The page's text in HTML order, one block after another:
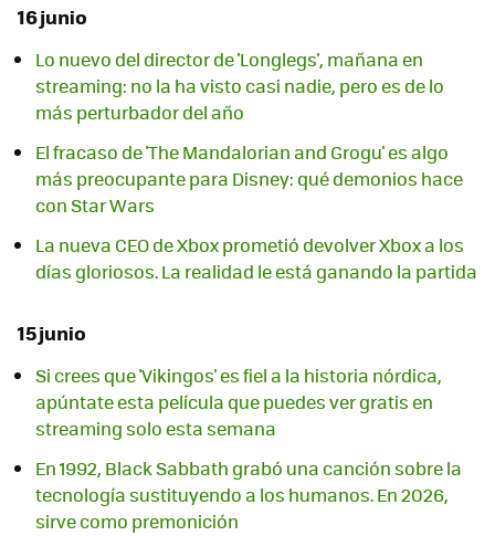
16 junio
Lo nuevo del director de 'Longlegs', mañana en
streaming: no la ha visto casi nadie, pero es de lo
más perturbador del año
El fracaso de 'The Mandalorian and Grogu' es algo
más preocupante para Disney: qué demonios hace
con Star Wars
La nueva CEO de Xbox prometió devolver Xbox a los
días gloriosos. La realidad le está ganando la partida
15 junio
Si crees que 'Vikingos' es fiel a la historia nórdica,
apúntate esta película que puedes ver gratis en
streaming solo esta semana
En 1992, Black Sabbath grabó una canción sobre la
tecnología sustituyendo a los humanos. En 2026,
sirve como premonición